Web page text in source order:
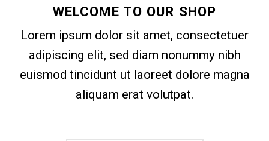
WELCOME TO OUR SHOP
Lorem ipsum dolor sit amet, consectetuer
adipiscing elit, sed diam nonummy nibh
euismod tincidunt ut laoreet dolore magna
aliquam erat volutpat.